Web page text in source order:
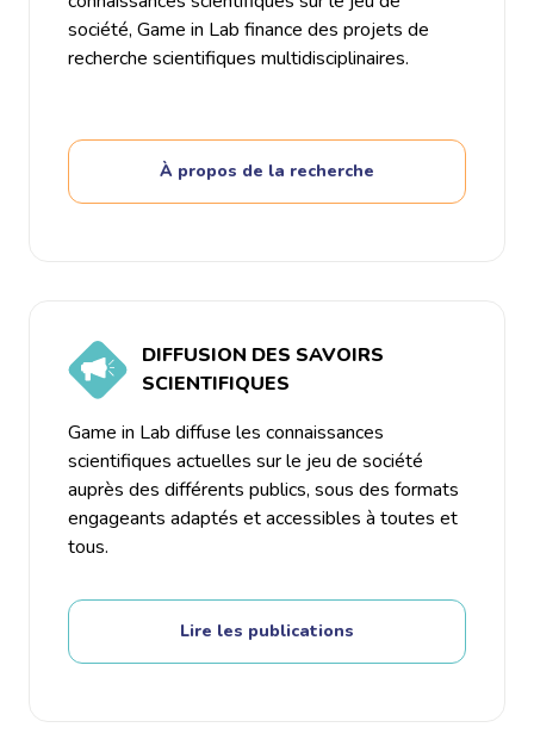
société, Game in Lab finance des projets de
recherche scientifiques multidisciplinaires.
À propos de la recherche
DIFFUSION DES SAVOIRS
SCIENTIFIQUES
Game in Lab diffuse les connaissances
scientifiques actuelles sur le jeu de société
auprès des différents publics, sous des formats
engageants adaptés et accessibles à toutes et
tous.
Lire les publications